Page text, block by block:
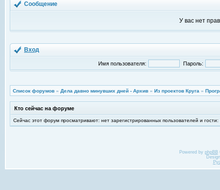
Сообщение
У вас нет
Вход
Имя пользователя: Пароль:
Список форумов » Дела давно минувших дней - Архив » Из проектов Круга »
Кто сейчас на форуме
Сейчас этот форум просматривают: нет зарегистрированных пользователей и гости:
Powered by phpBB